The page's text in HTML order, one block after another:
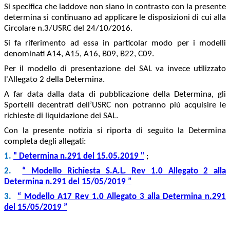
Si specifica che laddove non siano in contrasto con la presente
determina si continuano ad applicare le disposizioni di cui alla
Circolare n.3/USRC del 24/10/2016.
Si fa riferimento ad essa in particolar modo per i modelli
denominati A14, A15, A16, B09, B22, C09.
Per il modello di presentazione del SAL va invece utilizzato
l'Allegato 2 della Determina.
A far data dalla data di pubblicazione della Determina, gli
Sportelli decentrati dell’USRC non potranno più acquisire le
richieste di liquidazione dei SAL.
Con la presente notizia si riporta di seguito la Determina
completa degli allegati:
1. " Determina n.291 del 15.05.2019 " ;
2. “ Modello Richiesta S.A.L. Rev 1.0 Allegato 2 alla
Determina n.291 del 15/05/2019 ”
3. “ Modello A17 Rev 1.0 Allegato 3 alla Determina n.291
del 15/05/2019 ”